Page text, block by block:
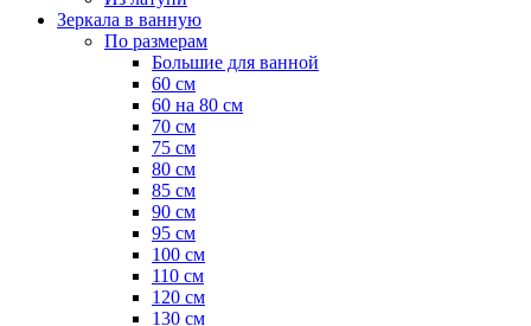
Зеркала в ванную
По размерам
Большие для ванной
60 см
60 на 80 см
70 см
75 см
80 см
85 см
90 см
95 см
100 см
110 см
120 см
130 см